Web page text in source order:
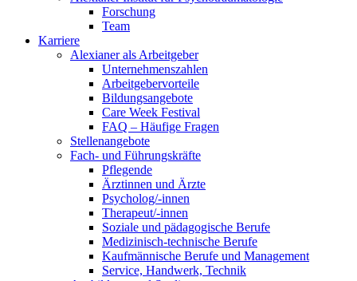
Forschung
Team
Karriere
Alexianer als Arbeitgeber
Unternehmenszahlen
Arbeitgebervorteile
Bildungsangebote
Care Week Festival
FAQ – Häufige Fragen
Stellenangebote
Fach- und Führungskräfte
Pflegende
Ärztinnen und Ärzte
Psycholog/-innen
Therapeut/-innen
Soziale und pädagogische Berufe
Medizinisch-technische Berufe
Kaufmännische Berufe und Management
Service, Handwerk, Technik